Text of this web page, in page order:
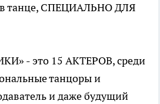
в танце, СПЕЦИАЛЬНО ДЛЯ
- это 15 АКТЕРОВ, среди
танцоры и
и даже будущий